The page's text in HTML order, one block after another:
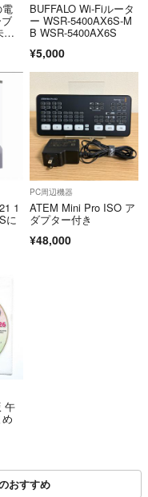
使
BUFFALO Wi-Fiルータ
ー WSR-5400AX6S-M
B WSR-5400AX6S
¥5,000
1
に
PC周辺機器
ATEM Mini Pro ISO ア
ダプター付き
¥48,000
午
おすすめ